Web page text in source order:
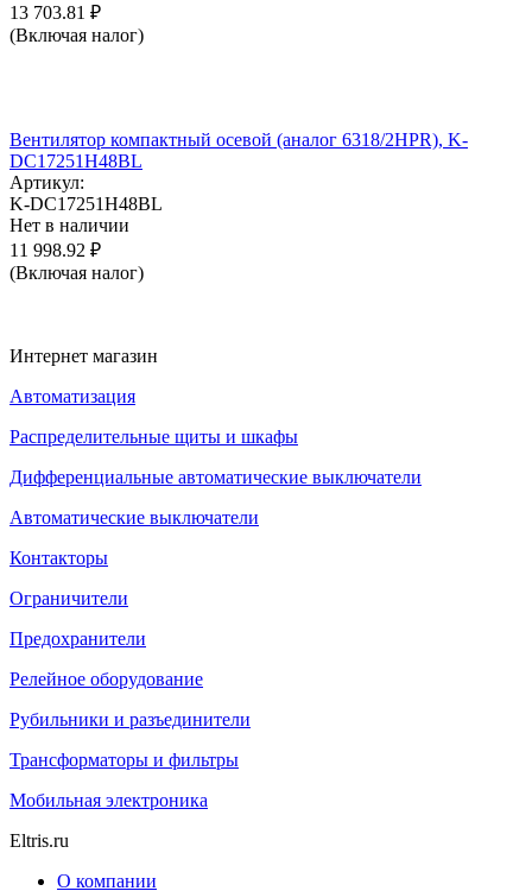
13 703.81 ₽
(Включая налог)
Вентилятор компактный осевой (аналог 6318/2HPR), K-
DC17251H48BL
Артикул:
K-DC17251H48BL
Нет в наличии
11 998.92 ₽
(Включая налог)
Интернет магазин
Автоматизация
Распределительные щиты и шкафы
Дифференциальные автоматические выключатели
Автоматические выключатели
Контакторы
Ограничители
Предохранители
Релейное оборудование
Рубильники и разъединители
Трансформаторы и фильтры
Мобильная электроника
Eltris.ru
О компании